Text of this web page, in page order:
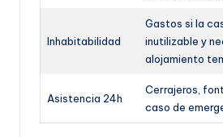
Inhabitabilidad
Gastos si la
inutilizable y
alojamiento
Asistencia 24h
Cerrajeros,
caso de